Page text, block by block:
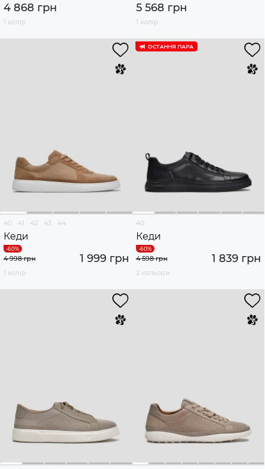
4 868 грн
1 колір
5 568 грн
1 колір
40 41 42 43 44
Кеди
1 999 грн
4 998 грн
1 колір
ОСТАННЯ ПАРА
40
Кеди
1 839 грн
4 598 грн
2 кольори